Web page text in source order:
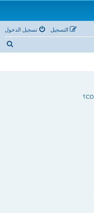
تسجيل الدخول التسجيل